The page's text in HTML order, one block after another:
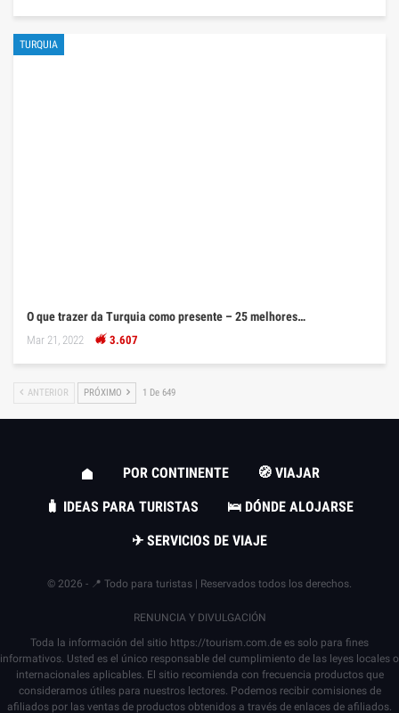
TURQUIA
O que trazer da Turquia como presente – 25 melhores…
Mar 21, 2022 3.607
ANTERIOR PRÓXIMO 1 De 649
POR CONTINENTE
🧭 VIAJAR
🧳 IDEAS PARA TURISTAS
🛌 DÓNDE ALOJARSE
✈ SERVICIOS DE VIAJE
© 2026 - 📍 Todo para turistas | Reservados todos los derechos.
RENUNCIA Y DIVULGACIÓN
Toda la información del sitio https://tourism.com.de es solo para fines
informativos. Usted es el único responsable del cumplimiento de las leyes locales o
internacionales aplicables. El sitio recomienda con frecuencia productos que
consideramos útiles para nuestros lectores. Podemos recibir comisiones de
afiliados por las ventas de productos obtenidos a través de enlaces de afiliados.